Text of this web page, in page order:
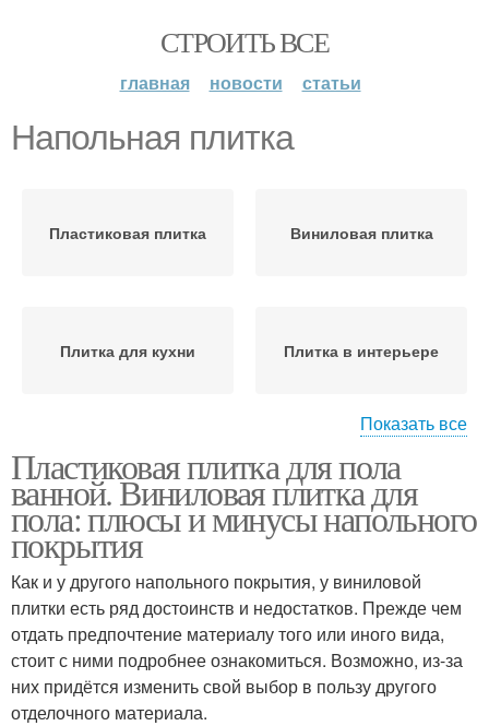
СТРОИТЬ ВСЕ
главная новости статьи
Напольная плитка
Пластиковая плитка Виниловая плитка
Плитка для кухни Плитка в интерьере
Плитка на кухню Плитки на кухне
Требования к
напольной поверхности
Напольное покрытие
Напольные покрытия
Показать все
Пластиковая плитка для пола
ванной. Виниловая плитка для
пола: плюсы и минусы напольного
покрытия
Как и у другого напольного покрытия, у виниловой
плитки есть ряд достоинств и недостатков. Прежде чем
отдать предпочтение материалу того или иного вида,
стоит с ними подробнее ознакомиться. Возможно, из-за
них придётся изменить свой выбор в пользу другого
отделочного материала.